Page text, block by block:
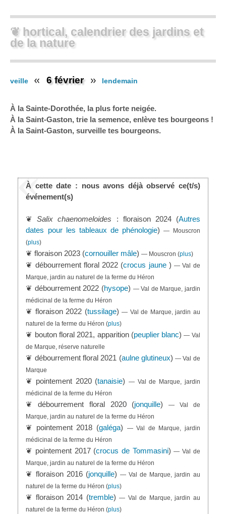
❦ hortical, calendrier des jardins et
de la nature
veille 6 février lendemain
À la Sainte-Dorothée, la plus forte neigée.
À la Saint-Gaston, trie la semence, enlève tes bourgeons !
À la Saint-Gaston, surveille tes bourgeons.
À cette date : nous avons déjà observé ce(t/s)
événement(s)
❦Salix chaenomeloides : floraison 2024 (Autres
dates pour les tableaux de phénologie)— Mouscron
(plus)
❦ floraison 2023 (cornouiller mâle)— Mouscron (plus)
❦ débourrement floral 2022 (crocus jaune )— Val de
Marque, jardin au naturel de la ferme du Héron
❦ débourrement 2022 (hysope) — Val de Marque, jardin
médicinal de la ferme du Héron
❦ floraison 2022 (tussilage)— Val de Marque, jardin au
naturel de la ferme du Héron (plus)
❦ bouton floral 2021, apparition (peuplier blanc)— Val
de Marque, réserve naturelle
❦ débourrement floral 2021 (aulne glutineux)— Val de
Marque
❦ pointement 2020 (tanaisie) — Val de Marque, jardin
médicinal de la ferme du Héron
❦ débourrement floral 2020 (jonquille)— Val de
Marque, jardin au naturel de la ferme du Héron
❦ pointement 2018 (galéga)
— Val de Marque, jardin
médicinal de la ferme du Héron
❦ pointement 2017 (crocus de Tommasini)— Val de
Marque, jardin au naturel de la ferme du Héron
❦ floraison 2016 (jonquille) — Val de Marque, jardin au
naturel de la ferme du Héron (plus)
❦ floraison 2014 (tremble)— Val de Marque, jardin au
naturel de la ferme du Héron (plus)